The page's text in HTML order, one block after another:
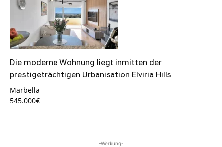
Die moderne Wohnung liegt inmitten der
prestigeträchtigen Urbanisation Elviria Hills
Marbella
545.000€
-Werbung-